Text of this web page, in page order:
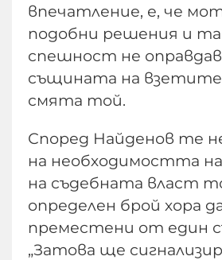
впечатление, е, че
подобни решения и
спешност не
същината на взетите
смята той.
Според Найденов те
на необходимостта
на съдебната власт
определен брой хора
преместени от един
„Затова ще